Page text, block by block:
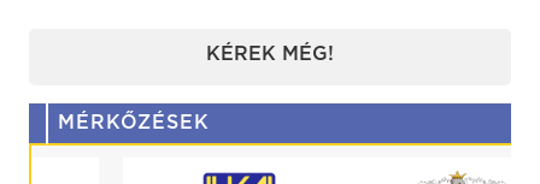
KÉREK MÉG!
MÉRKŐZÉSEK